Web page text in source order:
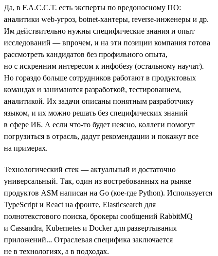
Да, в F.A.C.C.T. есть эксперты по вредоносному ПО:
аналитики web-угроз, botnet-хантеры, reverse-инженеры и др.
Им действительно нужны специфические знания и опыт
исследований — впрочем, и на эти позиции компания готова
рассмотреть кандидатов без профильного опыта,
но с искренним интересом к инфобезу (остальному научат).
Но гораздо больше сотрудников работают в продуктовых
командах и занимаются разработкой, тестированием,
аналитикой. Их задачи описаны понятным разработчику
языком, и их можно решать без специфических знаний
в сфере ИБ. А если что-то будет неясно, коллеги помогут
погрузиться в отрасль, дадут рекомендации и покажут все
на примерах.
Технологический стек — актуальный и достаточно
универсальный. Так, один из востребованных на рынке
продуктов ASM написан на Go (кое-где Python). Используется
TypeScript и React на фронте, Elasticsearch для
полнотекстового поиска, брокеры сообщений RabbitMQ
и Cassandra, Kubernetes и Docker для развертывания
приложений... Отраслевая специфика заключается
не в технологиях, а в подходах.